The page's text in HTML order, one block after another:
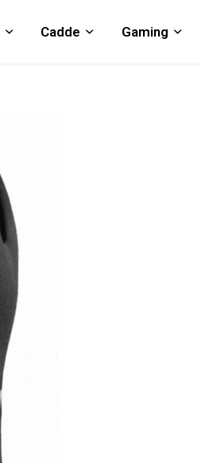
Cadde Gaming